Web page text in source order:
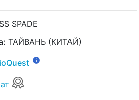
SPADE
ТАЙВАНЬ (КИТАЙ)